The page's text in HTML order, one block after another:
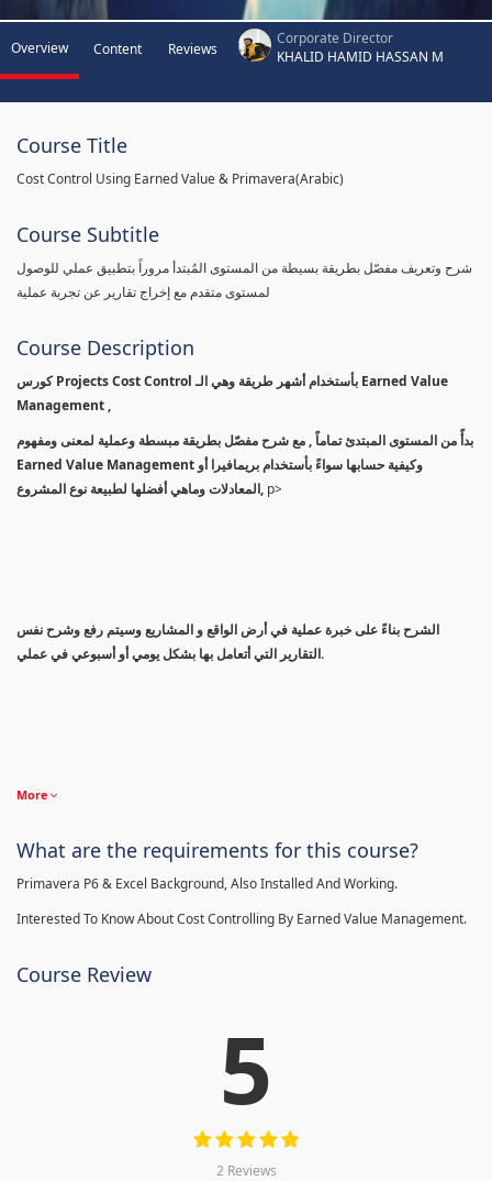
Overview Content Reviews
Corporate Director
KHALID HAMID HASSAN M
Course Title
Cost Control Using Earned Value & Primavera(Arabic)
Course Subtitle
شرح وتعريف مفصّل بطريقة بسيطة من المستوى المُبتدأ مروراً بتطبيق عملي للوصول
لمستوى متقدم مع إخراج تقارير عن تجربة عملية
Course Description
كورس Projects Cost Control بأستخدام أشهر طريقة وهي الـ Earned Value
Management ,
بدأً من المستوى المبتدئ تماماً , مع شرح مفصّل بطريقة مبسطة وعملية لمعنى ومفهوم
Earned Value Management وكيفية حسابها سواءً بأستخدام بريمافيرا أو
المعادلات وماهي أفضلها لطبيعة نوع المشروع, p>
الشرح بناءً على خبرة عملية في أرض الواقع و المشاريع وسيتم رفع وشرح نفس
التقارير التي أتعامل بها بشكل يومي أو أسبوعي في عملي.
More
What are the requirements for this course?
Primavera P6 & Excel Background, Also Installed And Working.
Interested To Know About Cost Controlling By Earned Value Management.
Course Review
5
2 Reviews